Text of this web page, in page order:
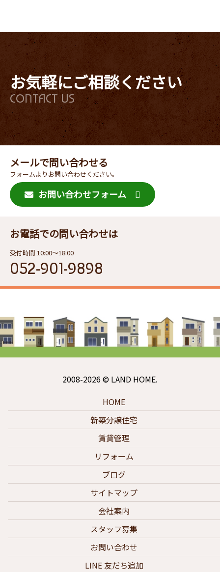
お気軽にご相談ください
CONTACT US
メールで問い合わせる
フォームよりお問い合わせください。
お問い合わせフォーム
お電話での問い合わせは
受付時間 10:00〜18:00
052-901-9898
2008-2026 © LAND HOME.
HOME
新築分譲住宅
賃貸管理
リフォーム
ブログ
サイトマップ
会社案内
スタッフ募集
お問い合わせ
LINE 友だち追加